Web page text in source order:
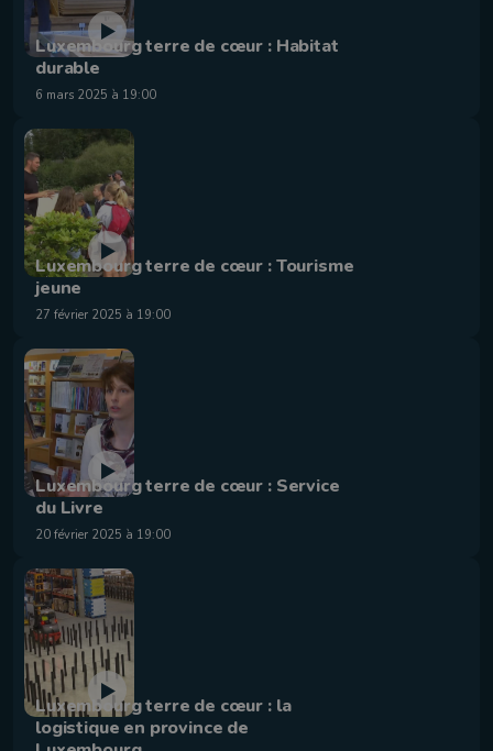
Luxembourg terre de cœur : Habitat
durable
6 mars 2025 à 19:00
Luxembourg terre de cœur : Tourisme
jeune
27 février 2025 à 19:00
Luxembourg terre de cœur : Service
du Livre
20 février 2025 à 19:00
Luxembourg terre de cœur : la
logistique en province de